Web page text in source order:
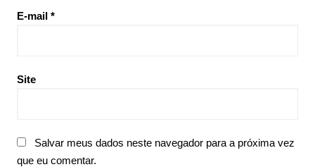
E-mail *
Site
Salvar meus dados neste navegador para a próxima vez
que eu comentar.